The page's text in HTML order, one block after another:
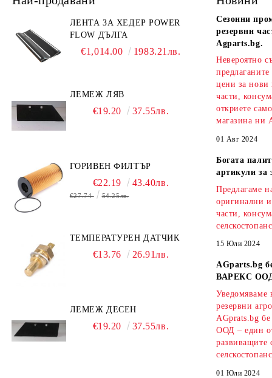
ЛЕНТА ЗА ХЕДЕР POWER
FLOW ДЪЛГА
€1,014.00 1983.21лв.
ЛЕМЕЖ ЛЯВ
€19.20 37.55лв.
ГОРИВЕН ФИЛТЪР
€22.19 43.40лв.
€27.74 54.25лв.
ТЕМПЕРАТУРЕН ДАТЧИК
€13.76 26.91лв.
ЛЕМЕЖ ДЕСЕН
€19.20 37.55лв.
Сезонни
резервни
Agparts.bg.
Невероятно
цени за нови
части,
откриете
магазина ни
01 Авг 2024
Богата
артикули за
Предлагаме
оригинални и
части,
15 Юли 2024
AGparts.bg
ВАРЕКС
Уведомяваме
резервни
AGprats.bg
ООД – един
развиващите
01 Юли 2024